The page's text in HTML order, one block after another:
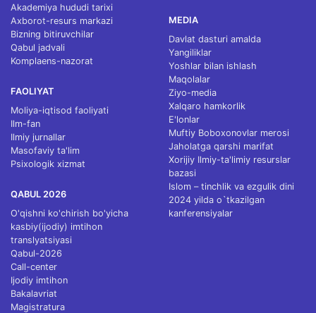
Akademiya hududi tarixi
Axborot-resurs markazi
Bizning bitiruvchilar
Qabul jadvali
Komplaens-nazorat
FAOLIYAT
Moliya-iqtisod faoliyati
Ilm-fan
Ilmiy jurnallar
Masofaviy ta'lim
Psixologik xizmat
QABUL 2026
O'qishni ko'chirish bo'yicha
kasbiy(ijodiy) imtihon
translyatsiyasi
Qabul-2026
Call-center
Ijodiy imtihon
Bakalavriat
Magistratura
MEDIA
Davlat dasturi amalda
Yangiliklar
Yoshlar bilan ishlash
Maqolalar
Ziyo-media
Xalqaro hamkorlik
E'lonlar
Muftiy Boboxonovlar merosi
Jaholatga qarshi marifat
Xorijiy Ilmiy-ta'limiy resurslar
bazasi
Islom – tinchlik va ezgulik dini
2024 yilda o`tkazilgan
kanferensiyalar